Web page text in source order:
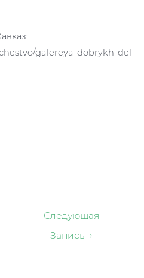
galereya-dobrykh-del
Следующая
Запись →